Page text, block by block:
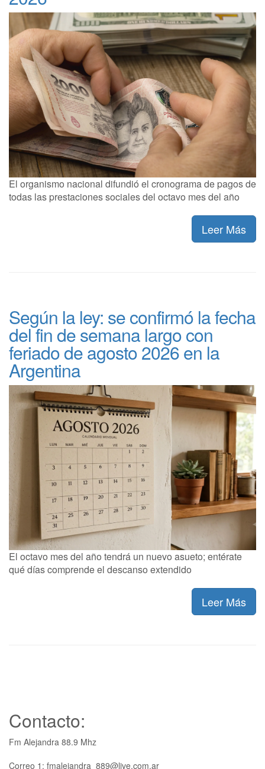
El organismo nacional difundió el cronograma de pagos de
todas las prestaciones sociales del octavo mes del año
Leer Más
Según la ley: se confirmó la fecha
del fin de semana largo con
feriado de agosto 2026 en la
Argentina
El octavo mes del año tendrá un nuevo asueto; entérate
qué días comprende el descanso extendido
Leer Más
Contacto:
Fm Alejandra 88.9 Mhz
Correo 1: fmalejandra_889@live.com.ar